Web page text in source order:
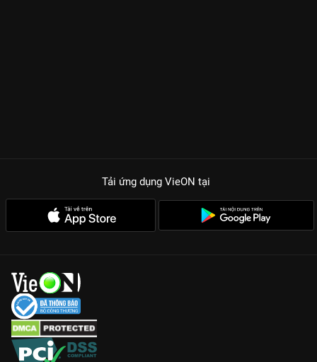
Tải ứng dụng VieON tại